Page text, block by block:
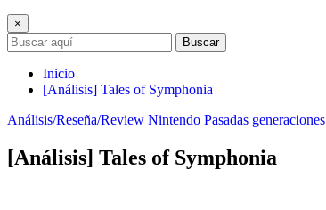
×
Buscar
Inicio
[Análisis] Tales of Symphonia
Análisis/Reseña/Review Nintendo Pasadas generaciones
[Análisis] Tales of Symphonia